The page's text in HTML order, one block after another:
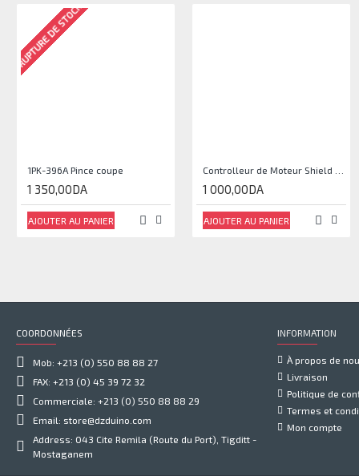
RUPTURE DE STOCK
1PK-396A Pince coupe
1 350,00DA
AJOUTER AU PANIER
1 000,00DA
AJOUTER AU PANIER
COORDONNÉES
Mob: +213 (0) 550 88 88 27
FAX: +213 (0) 45 39 72 32
Commerciale: +213 (0) 550 88 88 29
Email: store@dzduino.com
Address: 043 Cite Remila (Route du Port), Tigditt -
Mostaganem
INFORMATION
À propos de
Livraison
Politique de
Termes et
Mon compte